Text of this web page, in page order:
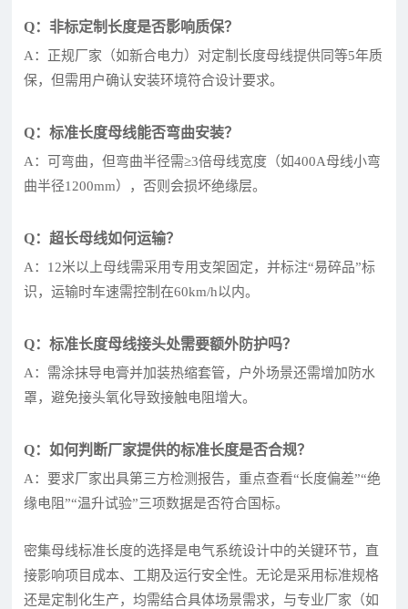
Q：非标定制长度是否影响质保？
A：正规厂家（如新合电力）对定制长度母线提供同等5年质
保，但需用户确认安装环境符合设计要求。
Q：标准长度母线能否弯曲安装？
A：可弯曲，但弯曲半径需≥3倍母线宽度（如400A母线小弯
曲半径1200mm），否则会损坏绝缘层。
Q：超长母线如何运输？
A：12米以上母线需采用专用支架固定，并标注“易碎品”标
识，运输时车速需控制在60km/h以内。
Q：标准长度母线接头处需要额外防护吗？
A：需涂抹导电膏并加装热缩套管，户外场景还需增加防水
罩，避免接头氧化导致接触电阻增大。
Q：如何判断厂家提供的标准长度是否合规？
A：要求厂家出具第三方检测报告，重点查看“长度偏差”“绝
缘电阻”“温升试验”三项数据是否符合国标。
密集母线标准长度的选择是电气系统设计中的关键环节，直
接影响项目成本、工期及运行安全性。无论是采用标准规格
还是定制化生产，均需结合具体场景需求，与专业厂家（如